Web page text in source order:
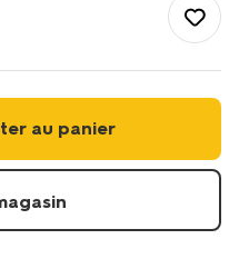
au panier